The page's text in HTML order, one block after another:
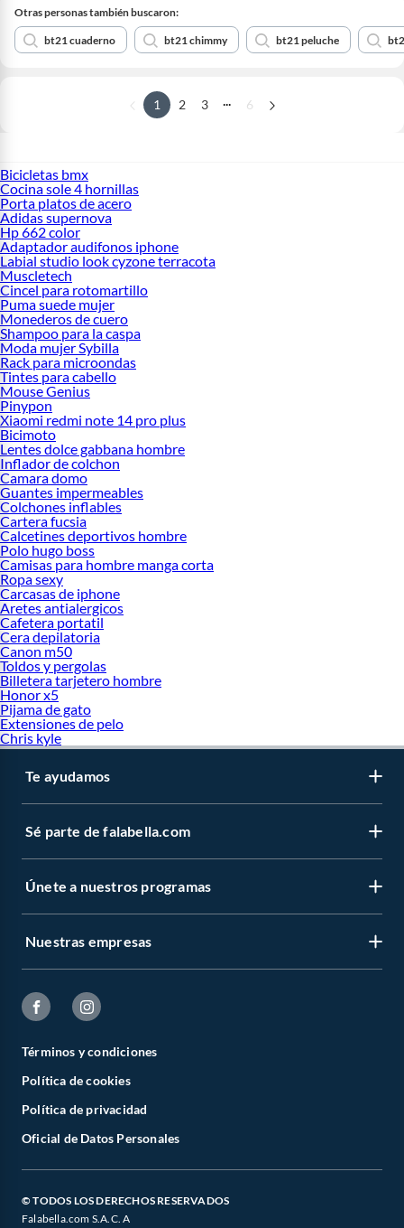
Otras personas también buscaron:
bt21 cuaderno bt21 chimmy bt21 peluche
1 2 3 ... 6
Bicicletas bmx
Cocina sole 4 hornillas
Porta platos de acero
Adidas supernova
Hp 662 color
Adaptador audifonos iphone
Labial studio look cyzone terracota
Muscletech
Cincel para rotomartillo
Puma suede mujer
Monederos de cuero
Shampoo para la caspa
Moda mujer Sybilla
Rack para microondas
Tintes para cabello
Mouse Genius
Pinypon
Xiaomi redmi note 14 pro plus
Bicimoto
Lentes dolce gabbana hombre
Inflador de colchon
Camara domo
Guantes impermeables
Colchones inflables
Cartera fucsia
Calcetines deportivos hombre
Polo hugo boss
Camisas para hombre manga corta
Ropa sexy
Carcasas de iphone
Aretes antialergicos
Cafetera portatil
Cera depilatoria
Canon m50
Toldos y pergolas
Billetera tarjetero hombre
Honor x5
Pijama de gato
Extensiones de pelo
Chris kyle
Te ayudamos
Sé parte de falabella.com
Únete a nuestros programas
Nuestras empresas
Términos y condiciones
Política de cookies
Política de privacidad
Oficial de Datos Personales
© TODOS LOS DERECHOS RESERVADOS
Falabella.com S.A.C. A